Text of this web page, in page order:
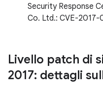
Security Response
Co. Ltd.: CVE-
Livello patch di
2017: dettagli